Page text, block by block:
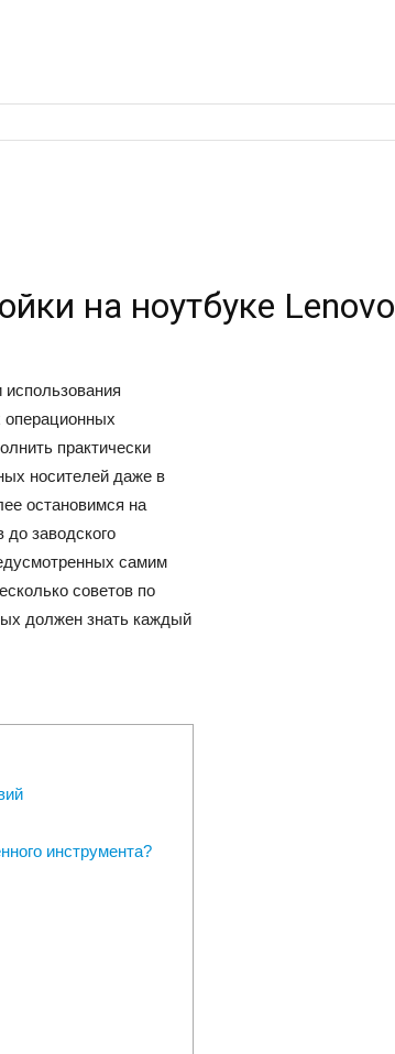
на ноутбуке Lenovo
операционных
практически
носителей даже в
остановимся на
заводского
самим
советов по
должен знать каждый
инструмента?